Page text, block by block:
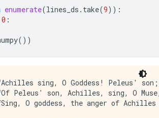
enumerate(lines_ds . take(9)):
0 :
())
sing, O Goddess! Peleus'
Peleus' son, Achilles, sing, O
O goddess, the anger of